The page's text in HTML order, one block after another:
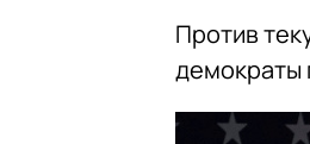
Против
демократы